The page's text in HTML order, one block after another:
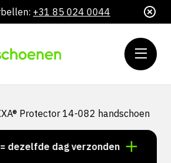
+31 85 024 0044
Protector 14-082 handschoen
dag verzonden